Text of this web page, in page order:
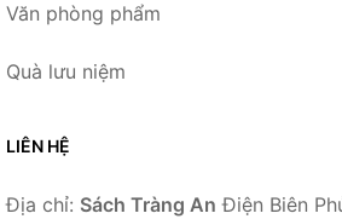
Văn phòng phẩm
Quà lưu niệm
LIÊN HỆ
Địa chỉ: Sách Tràng An Điện Biên